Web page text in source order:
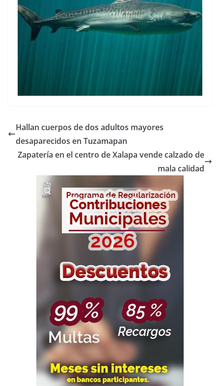
Hallan cuerpos de dos adultos mayores
desaparecidos en Tuzamapan
Zapatería en el centro de Xalapa vende calzado de
mala calidad